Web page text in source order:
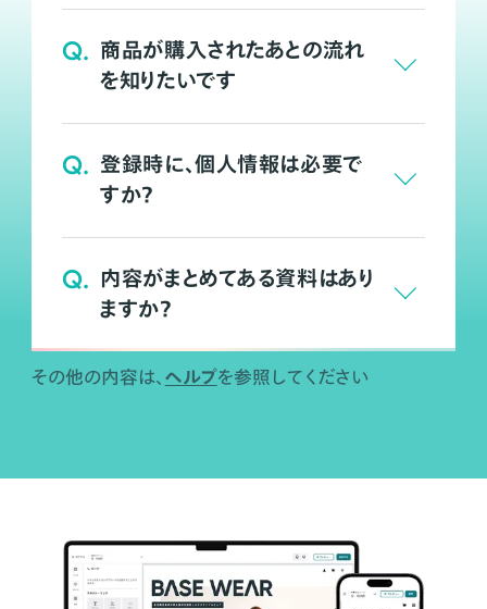
Q. 商品が購入されたあとの流れ
を知りたいです
Q. 登録時に、個人情報は必要で
すか？
Q. 内容がまとめてある資料はあり
ますか？
その他の内容は、 ヘルプを参照してください